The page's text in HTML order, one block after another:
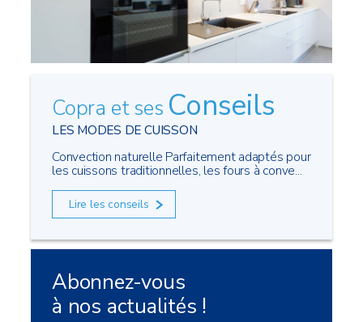
Copra et ses Conseils
LES MODES DE CUISSON
Convection naturelle Parfaitement adaptés pour
les cuissons traditionnelles, les fours à conve...
Lire les conseils
Abonnez-vous
à nos actualités !